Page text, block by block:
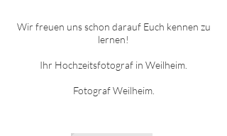
Wir freuen uns schon darauf Euch kennen zu
lernen!
Ihr Hochzeitsfotograf in Weilheim
FotografWeilheim.